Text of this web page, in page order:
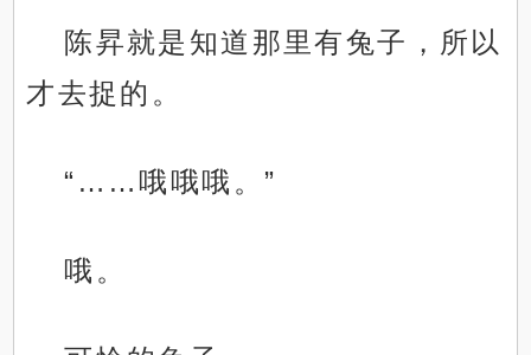
陈昇就是知道那里有兔子，所以
才去捉的。
“……哦哦哦。”
哦。